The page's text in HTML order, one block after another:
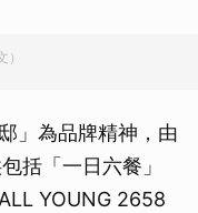
」為品牌精神，由
括「一日六餐」
YOUNG 2658